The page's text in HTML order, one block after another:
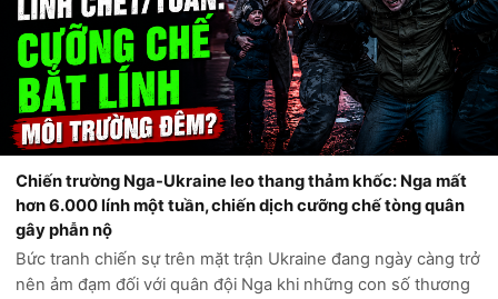
Chiến trường Nga-Ukraine leo thang thảm khốc: Nga mất
hơn 6.000 lính một tuần, chiến dịch cưỡng chế tòng quân
gây phẫn nộ
Bức tranh chiến sự trên mặt trận Ukraine đang ngày càng trở
nên ảm đạm đối với quân đội Nga khi những con số thương